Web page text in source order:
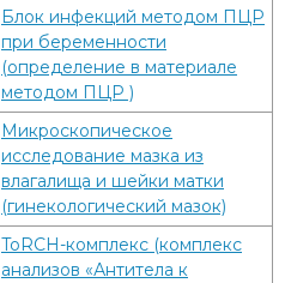
Блок инфекций методом ПЦР
при беременности
(определение в материале
методом ПЦР )
Микроскопическое
исследование мазка из
влагалища и шейки матки
(гинекологический мазок)
ToRCH-комплекс (комплекс
анализов «Антитела к